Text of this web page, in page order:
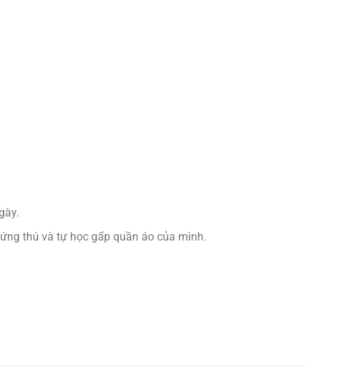
thú và tự học gấp quần áo của mình.